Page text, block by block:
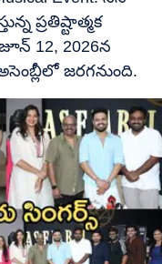
ప్రతిష్టాత్మక
12, 2026న
జరగనుంది.